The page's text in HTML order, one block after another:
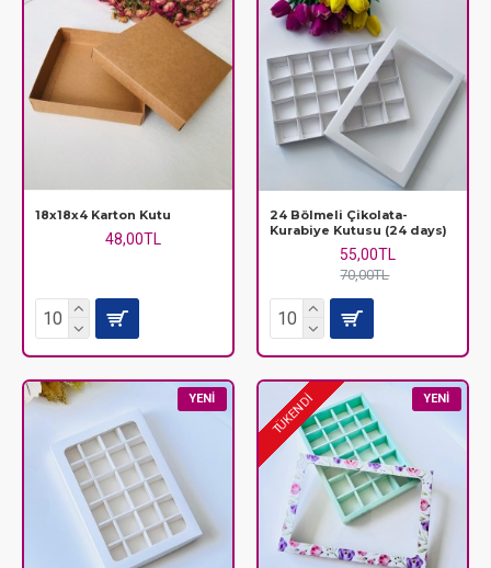
18x18x4 Karton Kutu
48,00TL
24 Bölmeli Çikolata-
Kurabiye Kutusu (24 days)
55,00TL
70,00TL
YENI YENI
TÜKENDİ